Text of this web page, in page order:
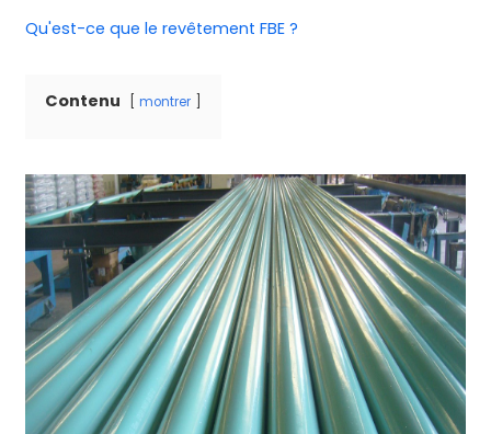
Qu'est-ce que le revêtement FBE ?
Contenu montrer